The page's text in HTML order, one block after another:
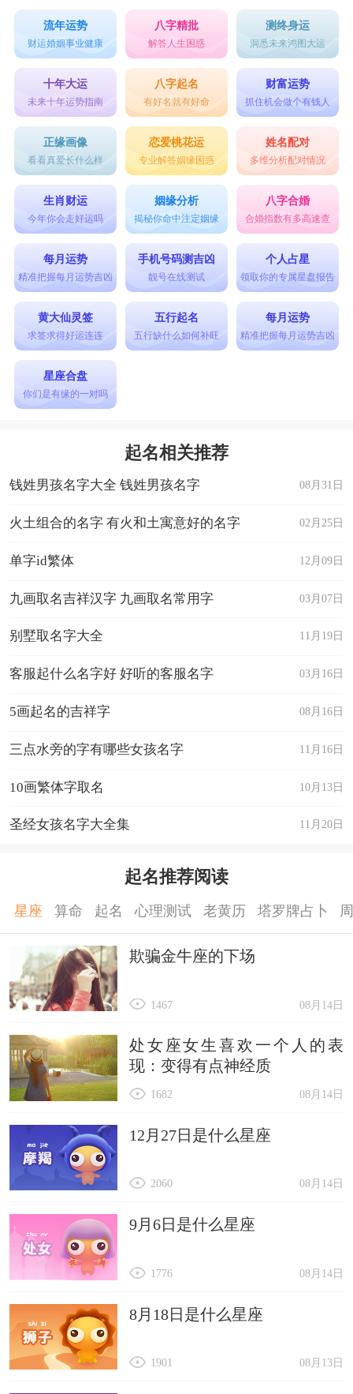
流年运势
财运婚姻事业健康
八字精批
解答人生困惑
测终身运
洞悉未来鸿图大运
十年大运
未来十年运势指南
八字起名
有好名就有好命
财富运势
抓住机会做个有钱人
正缘画像
看看真爱长什么样
恋爱桃花运
专业解答姻缘困惑
姓名配对
多维分析配对情况
生肖财运
今年你会走好运吗
姻缘分析
揭秘你命中注定姻缘
八字合婚
合婚指数有多高速查
每月运势
精准把握每月运势吉凶
手机号码测吉凶
靓号在线测试
个人占星
领取你的专属星盘报告
黄大仙灵签
求签求得好运连连
五行起名
五行缺什么如何补旺
每月运势
精准把握每月运势吉凶
星座合盘
你们是有缘的一对吗
起名相关推荐
08月31日
钱姓男孩名字大全 钱姓男孩名字
02月25日
火土组合的名字 有火和土寓意好的名字
12月09日
单字id繁体
03月07日
九画取名吉祥汉字 九画取名常用字
11月19日
别墅取名字大全
03月16日
客服起什么名字好 好听的客服名字
08月16日
5画起名的吉祥字
11月16日
三点水旁的字有哪些女孩名字
10月13日
10画繁体字取名
11月20日
圣经女孩名字大全集
起名推荐阅读
星座 算命 起名 心理测试 老黄历 塔罗牌占卜
欺骗金牛座的下场
08月14日
1467
处女座女生喜欢一个人的表
现：变得有点神经质
08月14日
1682
12月27日是什么星座
08月14日
2060
9月6日是什么星座
08月14日
1776
8月18日是什么星座
08月13日
1901